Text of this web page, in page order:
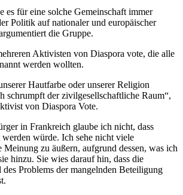
es für eine solche Gemeinschaft immer
Politik auf nationaler und europäischer
die Gruppe.
Aktivisten von Diaspora vote, die alle
werden wollten.
Hautfarbe oder unserer Religion
schrumpft der zivilgesellschaftliche Raum“,
von Diaspora Vote.
in Frankreich glaube ich nicht, dass
würde. Ich sehe nicht viele
zu äußern, aufgrund dessen, was ich
hinzu. Sie wies darauf hin, dass die
Problems der mangelnden Beteiligung